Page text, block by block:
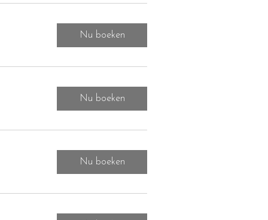
Nu boeken
Nu boeken
Nu boeken